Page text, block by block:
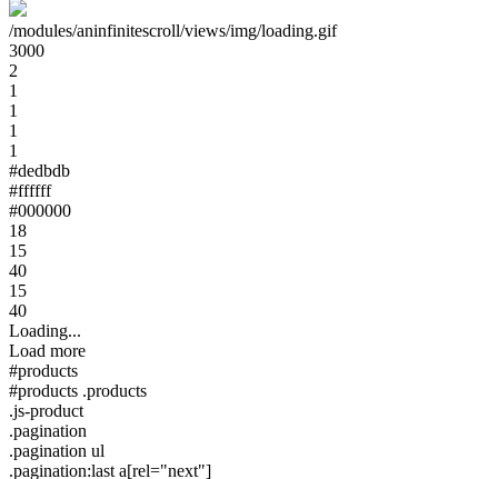
/modules/aninfinitescroll/views/img/loading.gif
3000
2
1
1
1
1
#dedbdb
#ffffff
#000000
18
15
40
15
40
Loading...
Load more
#products
#products .products
.js-product
.pagination
.pagination ul
.pagination:last a[rel="next"]